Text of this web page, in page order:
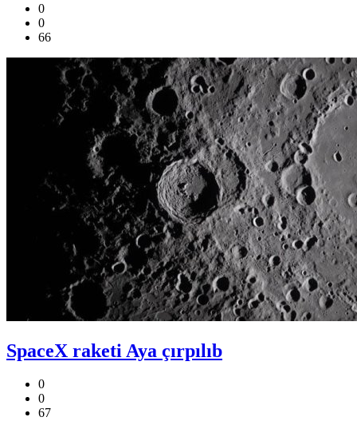
0
0
66
SpaceX raketi Aya çırpılıb
0
0
67